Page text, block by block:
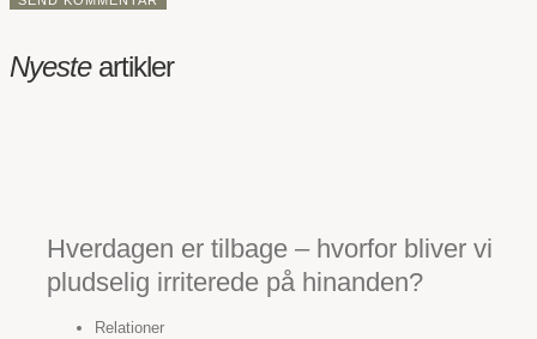
Nyesteartikler
Hverdagen er tilbage – hvorfor bliver vi
pludselig irriterede på hinanden?
Relationer